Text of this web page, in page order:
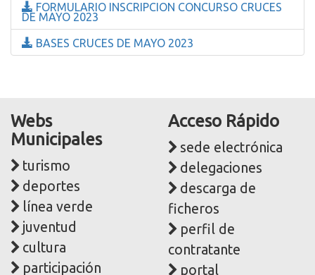
FORMULARIO INSCRIPCION CONCURSO CRUCES
DE MAYO 2023
BASES CRUCES DE MAYO 2023
Webs
Municipales
turismo
deportes
línea verde
juventud
cultura
participación
Acceso Rápido
sede electrónica
delegaciones
descarga de
ficheros
perfil de
contratante
portal